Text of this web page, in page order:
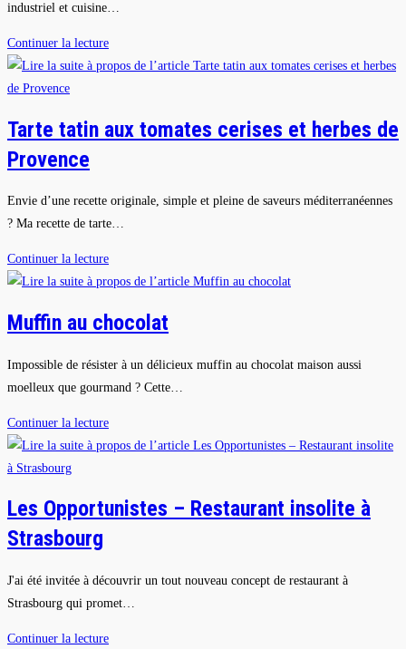
industriel et cuisine…
Continuer la lectureBrasserie
restaurant
Meinau
Presse
Tarte tatin aux tomates cerises et herbes de
Provence
Envie d’une recette originale, simple et pleine de saveurs méditerranéennes
? Ma recette de tarte…
Continuer la lectureTarte
tatin
tomates
et
herbes
Provence
Muffin au chocolat
Impossible de résister à un délicieux muffin au chocolat maison aussi
moelleux que gourmand ? Cette…
Continuer la lectureMuffin
au
Les Opportunistes – Restaurant insolite à
Strasbourg
J'ai été invitée à découvrir un tout nouveau concept de restaurant à
Strasbourg qui promet…
Continuer la lectureLes